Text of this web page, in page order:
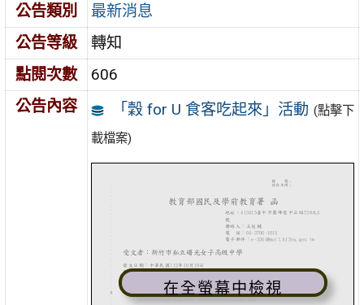
公告類別
最新消息
公告等級
轉知
點閱次數
606
公告內容
「穀 for U 食客吃起來」活動 (點擊下
載檔案)
在全螢幕中檢視